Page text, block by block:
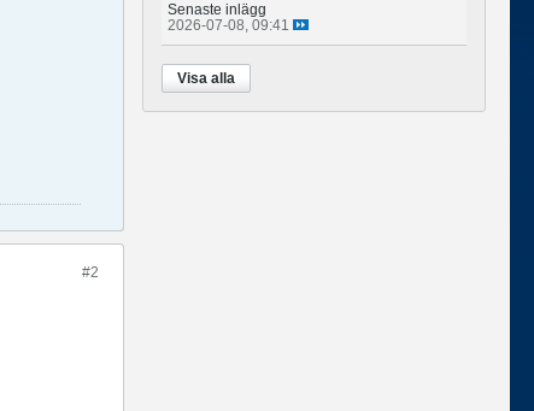
#2
Senaste inlägg
2026-07-08, 09:41
Visa alla